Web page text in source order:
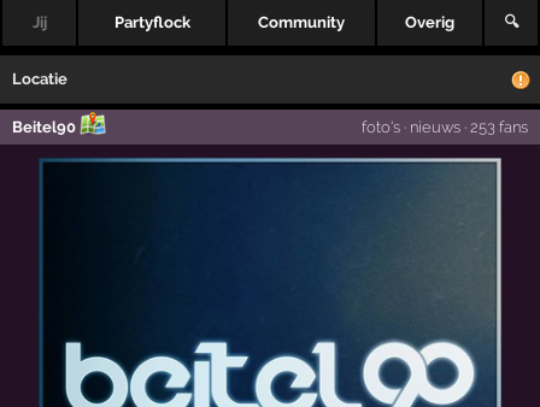
Jij Partyflock Community Overig 🔍
Locatie
Beitel90 foto's· nieuws· 253 fans